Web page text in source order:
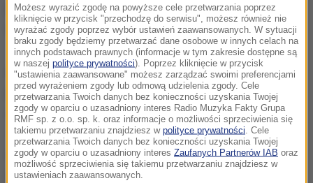
jeden z mieszkających w sąsiedztwie znajomych
ofiary.
Zabójstwa dokonano przy użyciu maczety, którą
podejrzany przyniósł ze sobą z mieszkania. Sprawca
zadał kilkanaście ciosów w głowę, także kilka w ręce
- mówi prok. Wawrzyniak. Gdy pokrzywdzony był już
nieprzytomny i leżał na podłodze,podejrzany zabrał
mu portfel z pieniędzmi, tam było ok. 300 zł
Możesz wyrazić zgodę na powyższe cele przetwarzania poprzez
kliknięcie w przycisk "przechodzę do serwisu", możesz również nie
wyrażać zgody poprzez wybór ustawień zaawansowanych. W sytuacji
braku zgody będziemy przetwarzać dane osobowe w innych celach na
innych podstawach prawnych (informacje w tym zakresie dostępne są
w naszej polityce prywatności). Poprzez kliknięcie w przycisk
"ustawienia zaawansowane" możesz zarządzać swoimi preferencjami
przed wyrażeniem zgody lub odmową udzielenia zgody. Cele
przetwarzania Twoich danych bez konieczności uzyskania Twojej
zgody w oparciu o uzasadniony interes Radio Muzyka Fakty Grupa
RMF sp. z o.o. sp. k. oraz informacje o możliwości sprzeciwienia się
takiemu przetwarzaniu znajdziesz w polityce prywatności . Cele
przetwarzania Twoich danych bez konieczności uzyskania Twojej
zgody w oparciu o uzasadniony interes Zaufanych Partnerów IAB oraz
możliwość sprzeciwienia się takiemu przetwarzaniu znajdziesz w
ustawieniach zaawansowanych.